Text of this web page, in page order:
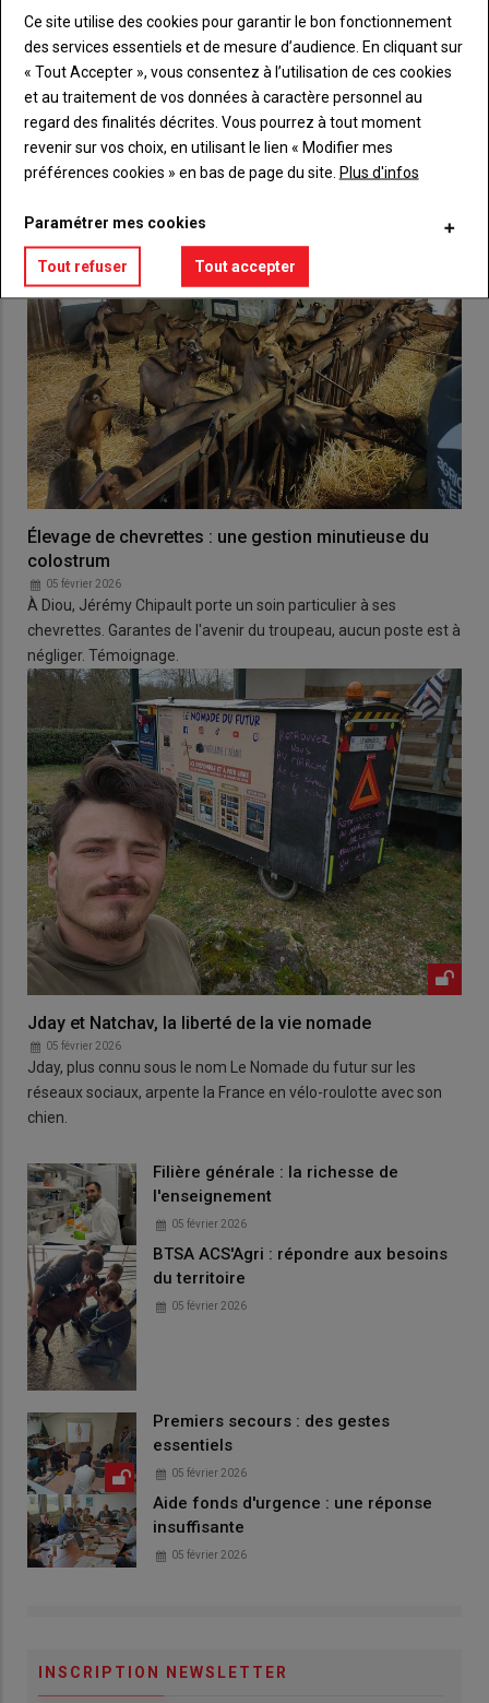
Créez un compte
VOUS AIMEREZ AUSSI
Élevage de chevrettes : une gestion minutieuse du
colostrum
05 février 2026
À Diou, Jérémy Chipault porte un soin particulier à ses
chevrettes. Garantes de l'avenir du troupeau, aucun poste est à
négliger. Témoignage.
Jday et Natchav, la liberté de la vie nomade
05 février 2026
Jday, plus connu sous le nom Le Nomade du futur sur les
réseaux sociaux, arpente la France en vélo-roulotte avec son
chien.
Filière générale : la richesse de
l'enseignement
05 février 2026
BTSA ACS'Agri : répondre aux besoins
du territoire
05 février 2026
Premiers secours : des gestes
essentiels
05 février 2026
Aide fonds d'urgence : une réponse
insuffisante
05 février 2026
INSCRIPTION NEWSLETTER
Ce site utilise des cookies pour garantir le bon fonctionnement
des services essentiels et de mesure d’audience. En cliquant sur
« Tout Accepter », vous consentez à l’utilisation de ces cookies
et au traitement de vos données à caractère personnel au
regard des finalités décrites. Vous pourrez à tout moment
revenir sur vos choix, en utilisant le lien « Modifier mes
préférences cookies » en bas de page du site. Plus d'infos
Paramétrer mes cookies
Tout refuser Tout accepter